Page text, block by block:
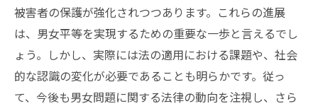
被害者の保護が強化されつつあります。これらの進展
は、男女平等を実現するための重要な一歩と言えるでし
ょう。しかし、実際には法の適用における課題や、社会
的な認識の変化が必要であることも明らかです。従っ
て、今後も男女問題に関する法律の動向を注視し、さら